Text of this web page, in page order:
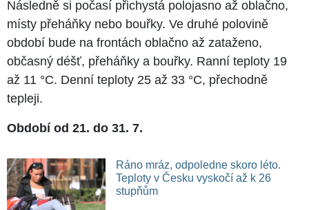
Následně si počasí přichystá polojasno až oblačno,
místy přeháňky nebo bouřky. Ve druhé polovině
období bude na frontách oblačno až zataženo,
občasný déšť, přeháňky a bouřky. Ranní teploty 19
až 11 °C. Denní teploty 25 až 33 °C, přechodně
tepleji.
Období od 21. do 31. 7.
Ráno mráz, odpoledne skoro léto.
Teploty v Česku vyskočí až k 26
stupňům